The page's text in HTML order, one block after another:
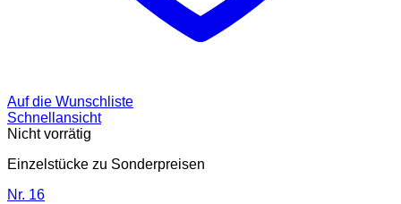
Auf die Wunschliste
Schnellansicht
Nicht vorrätig
Einzelstücke zu Sonderpreisen
Nr. 16